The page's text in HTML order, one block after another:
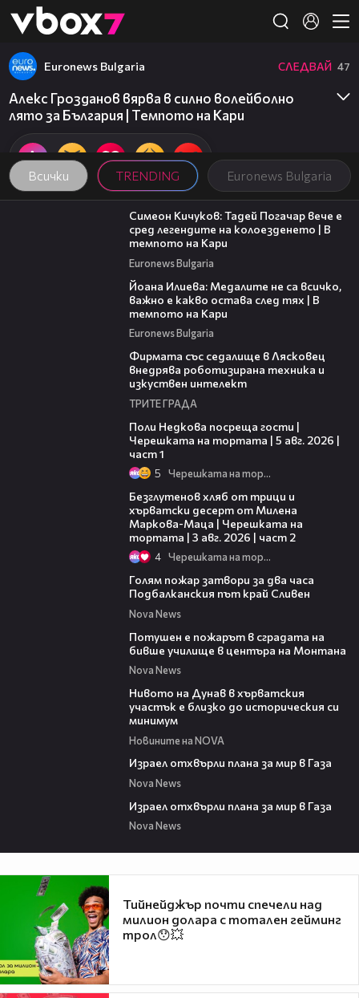
👾
Всички TRENDING Euronews Bulgaria
Euronews Bulgaria СЛЕДВАЙ 47
Алекс Грозданов вярва в силно волейболно
лято за България | Темпото на Кари
11:23
Симеон Кичуков: Тадей Погачар вече е
сред легендите на колоезденето | В
темпото на Кари
Euronews Bulgaria
Йоана Илиева: Медалите не са всичко,
важно е какво остава след тях | В
темпото на Кари
Euronews Bulgaria
Фирмата със седалище в Лясковец
внедрява роботизирана техника и
изкуствен интелект
ТРИТЕ ГРАДА
Поли Недкова посреща гости |
Черешката на тортата | 5 авг. 2026 |
част 1
5 Черешката на тортата
Безглутенов хляб от трици и
хърватски десерт от Милена
Маркова-Маца | Черешката на
тортата | 3 авг. 2026 | част 2
4 Черешката на тортата
Голям пожар затвори за два часа
Подбалканския път край Сливен
Nova News
Потушен е пожарът в сградата на
бивше училище в центъра на Монтана
Nova News
Нивото на Дунав в хърватския
участък е близко до историческия си
минимум
Новините на NOVA
Израел отхвърли плана за мир в Газа
Nova News
Израел отхвърли плана за мир в Газа
Nova News
Тийнейджър почти спечели над
милион долара с тотален гейминг
трол😯💥